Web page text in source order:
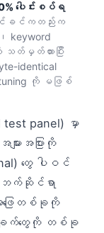
ပေါင်းစပ်ရ
င်ခင်ကတည်းက
keyword
မှတ်ထားပြီး
identical
ကို မဖြစ်
panel) မှာ
းအပြားကို
တွေ ပါဝင်
ဘက်ဆိုင်ရာ
ြေတစ်ခုကို
ျက်တွေကို တစ်ခု